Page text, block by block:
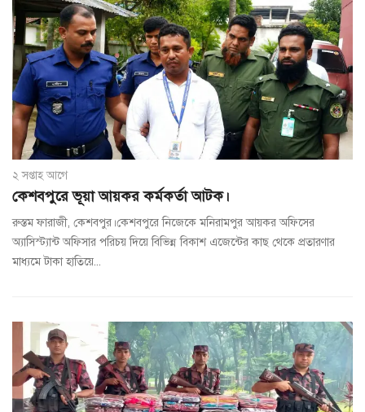
২ সপ্তাহ আগে
কেশবপুরে ভূয়া আয়কর কর্মকর্তা আটক।
রুস্তম ফারাজী, কেশবপুর।কেশবপুরে নিজেকে মনিরামপুর আয়কর অফিসের
অ্যাসিস্ট্যান্ট অফিসার পরিচয় দিয়ে বিভিন্ন বিকাশ এজেন্টের কাছ থেকে প্রতারণার
মাধ্যমে টাকা হাতিয়ে...